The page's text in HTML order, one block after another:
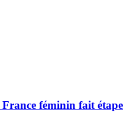
féminin fait étape